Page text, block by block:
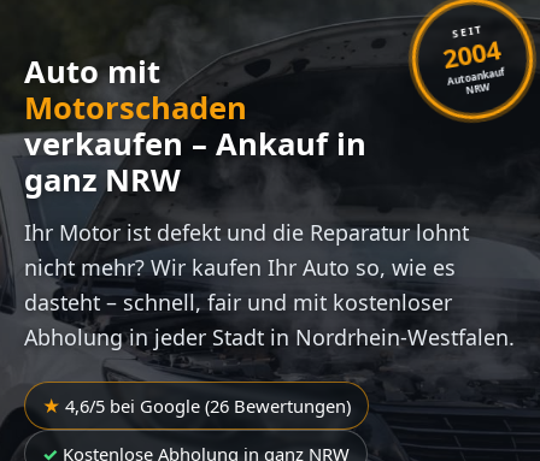
SEIT
2004
Autoankauf
NRW
Auto mit
Motorschaden
verkaufen – Ankauf in
ganz NRW
Ihr Motor ist defekt und die Reparatur lohnt
nicht mehr? Wir kaufen Ihr Auto so, wie es
dasteht – schnell, fair und mit kostenloser
Abholung in jeder Stadt in Nordrhein-Westfalen.
4,6/5 bei Google (26 Bewertungen)
Kostenlose Abholung in ganz NRW